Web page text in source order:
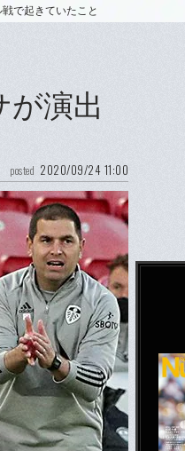
で起きていたこと
演出
posted 2020/09/24 11:00